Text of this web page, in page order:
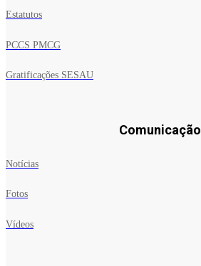
Estatutos
PCCS PMCG
Gratificações SESAU
Comunicação
Notícias
Fotos
Vídeos